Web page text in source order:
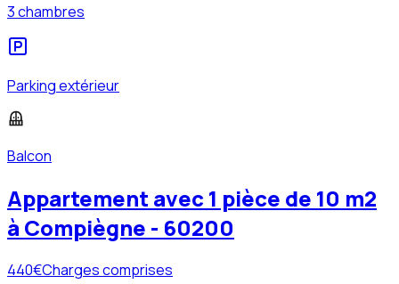
3 chambres
Parking extérieur
Balcon
Appartement avec 1 pièce de 10 m2
à Compiègne - 60200
440€Charges comprises